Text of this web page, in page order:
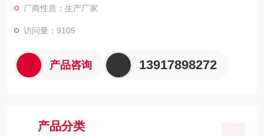
厂商性质：生产厂家
访问量：9105
产品咨询 13917898272
产品分类